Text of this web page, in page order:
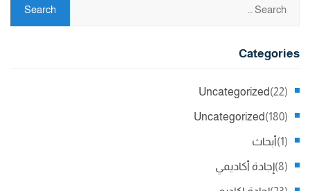
Categories
Uncategorized (22)
Uncategorized (180)
أبحاث (1)
إجادة أكاديمي (8)